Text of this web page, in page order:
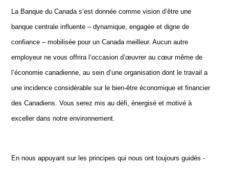
La Banque du Canada s’est donnée comme vision d’être une
banque centrale influente – dynamique, engagée et digne de
confiance – mobilisée pour un Canada meilleur. Aucun autre
employeur ne vous offrira l’occasion d’œuvrer au cœur même de
l’économie canadienne, au sein d’une organisation dont le travail a
une incidence considérable sur le bien-être économique et financier
des Canadiens. Vous serez mis au défi, énergisé et motivé à
exceller dans notre environnement.
En nous appuyant sur les principes qui nous ont toujours guidés -